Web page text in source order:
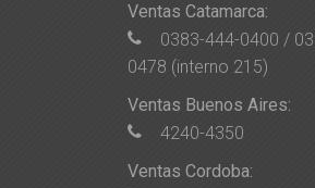
Ventas Catamarca:
0383-444-0400 /
0478 (interno 215)
Ventas Buenos Aires:
4240-4350
Ventas Cordoba: